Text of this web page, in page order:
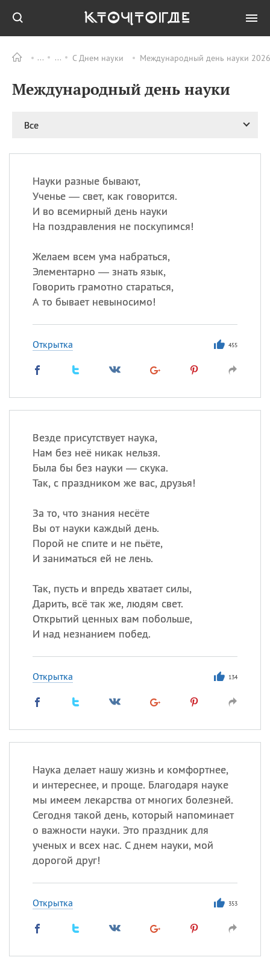
С Днем науки Международный день науки
Международный день науки
Все
Науки разные бывают,
Ученье — свет, как говорится.
И во всемирный день науки
На поздравления не поскупимся!
Желаем всем ума набраться,
Элементарно — знать язык,
Говорить грамотно стараться,
А то бывает невыносимо!
Открытка 455
Везде присутствует наука,
Нам без неё никак нельзя.
Была бы без науки — скука.
Так, с праздником же вас, друзья!
За то, что знания несёте
Вы от науки каждый день.
Порой не спите и не пьёте,
И заниматься ей не лень.
Так, пусть и впредь хватает силы,
Дарить, всё так же, людям свет.
Открытий ценных вам побольше,
И над незнанием побед.
Открытка 134
Наука делает нашу жизнь и комфортнее,
и интереснее, и проще. Благодаря науке
мы имеем лекарства от многих болезней.
Сегодня такой день, который напоминает
о важности науки. Это праздник для
ученых и всех нас. С днем науки, мой
дорогой друг!
Открытка 353
ПРАЗДНИКИ Все
06.08 Преображение
Господне у западных
Бориса и Глеба, во
07.08 День ассирийских
мучеников
07.08 Национальный день
07.08 Годовщина битвы при
Бояка
ИМЕНА
Анатолий , Афанасий,Борис
Кристина
Посмотреть значение
происхождение